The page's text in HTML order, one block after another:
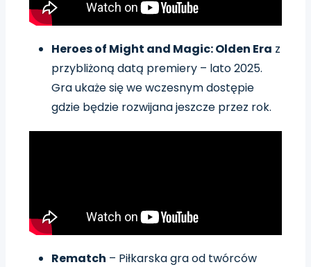
Heroes of Might and Magic: Olden Era z
przybliżoną datą premiery – lato 2025.
Gra ukaże się we wczesnym dostępie
gdzie będzie rozwijana jeszcze przez rok.
Rematch – Piłkarska gra od twórców